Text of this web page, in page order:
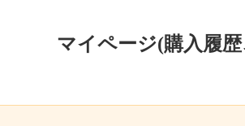
マイページ(購入履